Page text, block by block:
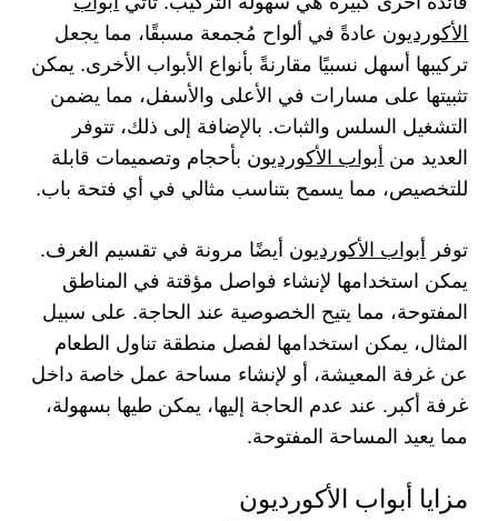
الأكورديون عادةً في ألواح مُجمعة مسبقًا، مما يجعل
تركيبها أسهل نسبيًا مقارنةً بأنواع الأبواب الأخرى. يمكن
تثبيتها على مسارات في الأعلى والأسفل، مما يضمن
التشغيل السلس والثبات. بالإضافة إلى ذلك، تتوفر
العديد من أبواب الأكورديون بأحجام وتصميمات قابلة
للتخصيص، مما يسمح بتناسب مثالي في أي فتحة باب.
توفر أبواب الأكورديون أيضًا مرونة في تقسيم الغرف.
يمكن استخدامها لإنشاء فواصل مؤقتة في المناطق
المفتوحة، مما يتيح الخصوصية عند الحاجة. على سبيل
المثال، يمكن استخدامها لفصل منطقة تناول الطعام
عن غرفة المعيشة، أو لإنشاء مساحة عمل خاصة داخل
غرفة أكبر. عند عدم الحاجة إليها، يمكن طيها بسهولة،
مما يعيد المساحة المفتوحة.
مزايا أبواب الأكورديون